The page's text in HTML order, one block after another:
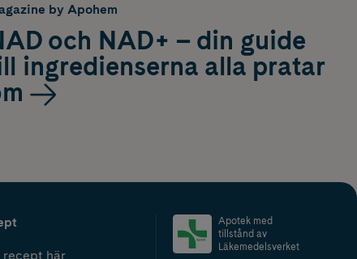
by Apohem
och NAD+ – din guide
ingredienserna alla pratar
recept här
Apotek med
tillstånd av
Läkemedelsverket